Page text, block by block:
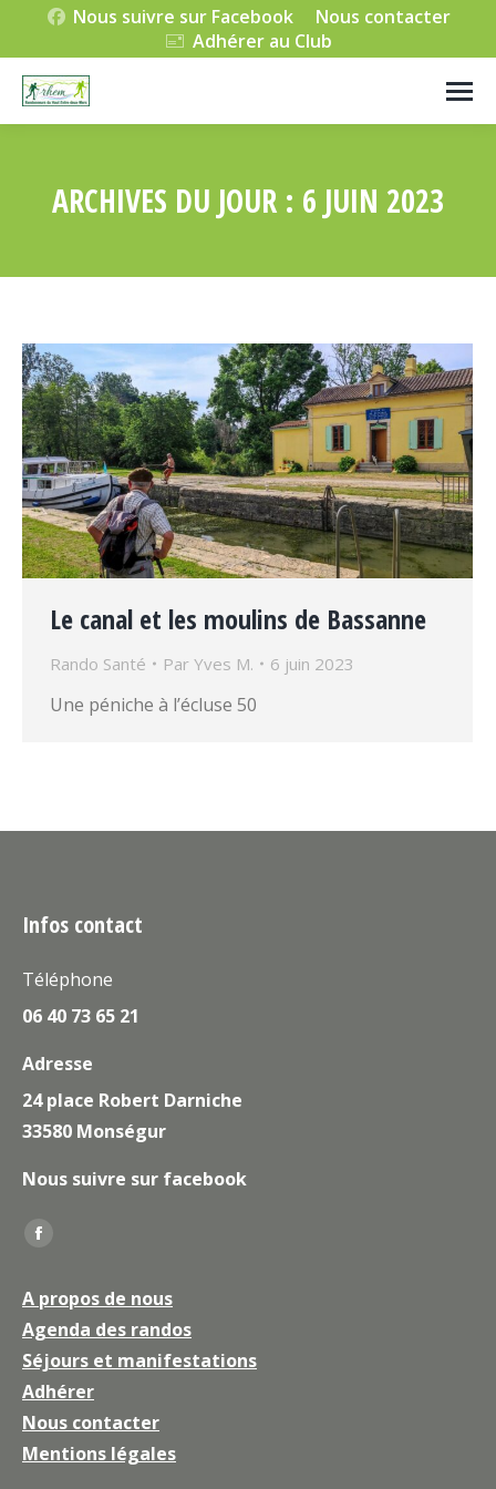
Nous suivre sur Facebook
Nous contacter
Adhérer au Club
ARCHIVES DU JOUR : 6 JUIN 2023
Le canal et les moulins de Bassanne
Rando Santé Par Yves M. 6 juin 2023
Une péniche à l’écluse 50
Infos contact
Téléphone
06 40 73 65 21
Adresse
24 place Robert Darniche
33580 Monségur
Nous suivre sur facebook
Trouvez nous sur :
La
Facebook
s'ouvre
dans
une
nouvelle
fenêtre
A propos de nous
Agenda des randos
Séjours et manifestations
Adhérer
Nous contacter
Mentions légales